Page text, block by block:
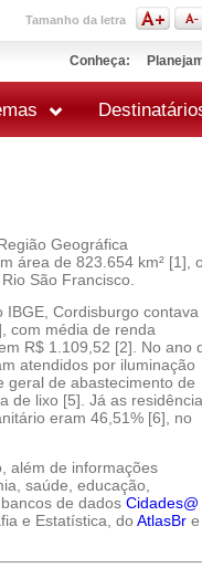
Tamanho da letra
Conheça:
Geográfica
área de 823.654 km² [1],
São Francisco.
Cordisburgo contava
com média de renda
R$ 1.109,52 [2]. No ano
atendidos por iluminação
geral de abastecimento de
de lixo [5]. Já as
eram 46,51% [6], no
além de informações
saúde, educação,
de dados Cidades@
e Estatística, doAtlasBr e